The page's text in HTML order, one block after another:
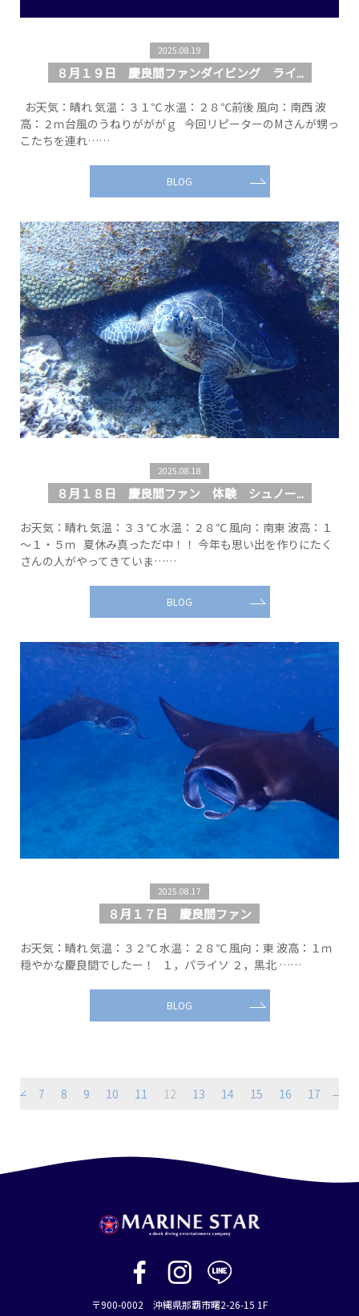
2025.08.19
８月１９日 慶良間ファンダイビング ライ...
お天気：晴れ 気温：３１℃ 水温：２８℃前後 風向：南西 波
高：２ｍ台風のうねりがががｇ 今回リピーターのMさんが甥っ
こたちを連れ……
BLOG
2025.08.18
８月１８日 慶良間ファン 体験 シュノー...
お天気：晴れ 気温：３３℃ 水温：２８℃ 風向：南東 波高：１
～１・５ｍ 夏休み真っただ中！！ 今年も思い出を作りにたく
さんの人がやってきていま……
BLOG
2025.08.17
８月１７日 慶良間ファン
お天気：晴れ 気温：３２℃ 水温：２８℃ 風向：東 波高：１ｍ
穏やかな慶良間でしたー！ １，パライソ ２，黒北 ……
BLOG
7 8 9 10 11 12 13 14 15 16 17
〒900-0002 沖縄県那覇市曙2-26-15 1F